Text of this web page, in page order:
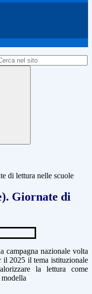
di lettura nelle scuole
Giornate di
campagna nazionale volta
il 2025 il tema istituzionale
la lettura come